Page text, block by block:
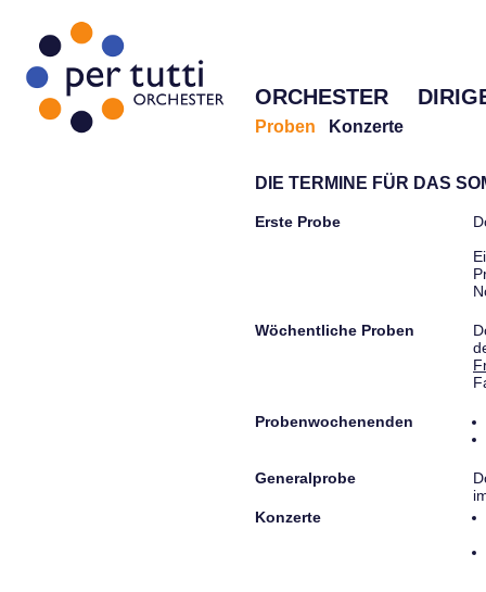
ORCHESTER
Proben Konzerte
DIE TERMINE FÜR DAS
Erste Probe
Wöchentliche Proben
Probenwochenenden
Generalprobe
Konzerte